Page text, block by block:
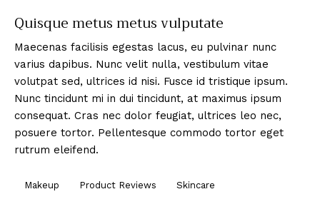
Quisque metus metus vulputate
Maecenas facilisis egestas lacus, eu pulvinar nunc
varius dapibus. Nunc velit nulla, vestibulum vitae
volutpat sed, ultrices id nisi. Fusce id tristique ipsum.
Nunc tincidunt mi in dui tincidunt, at maximus ipsum
consequat. Cras nec dolor feugiat, ultrices leo nec,
posuere tortor. Pellentesque commodo tortor eget
rutrum eleifend.
Makeup Product Reviews Skincare